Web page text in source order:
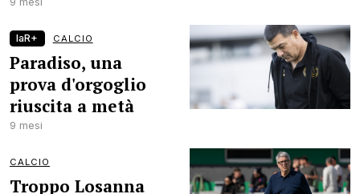
laR+ CALCIO
Paradiso, una
prova d'orgoglio
riuscita a metà
9 mesi
CALCIO
Troppo Losanna